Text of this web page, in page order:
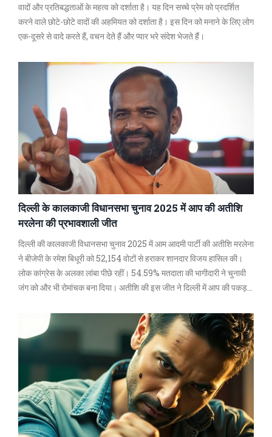
वादों और प्रतिबद्धताओं के महत्व को दर्शाता है। यह दिन सच्चे प्रेम को प्रदर्शित
करने वाले छोटे-छोटे वादों की अहमियत को दर्शाता है। इस दिन को मनाने के लिए लोग
एक-दूसरे से वादे करते हैं, वचन देते हैं और प्यार भरे संदेश भेजते हैं।
दिल्ली के कालकाजी विधानसभा चुनाव 2025 में आप की अतीशि
मरलेना की प्रभावशाली जीत
दिल्ली की कालकाजी विधानसभा चुनाव 2025 में आम आदमी पार्टी की अतीशि मरलेना
ने बीजेपी के रमेश बिधूरी को 52,154 वोटों से हराकर शानदार विजय हासिल की।
लोक कांग्रेस के अलका लांबा पीछे रहीं। 54.59% मतदाता की भागीदारी ने चुनावी
जंग को और भी रोमांचक बना दिया। अतीशि की इस जीत ने दिल्ली में आप की पकड़